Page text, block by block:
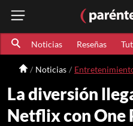
Noticias Reseñas
Noticias
La diversión
Netflix con One